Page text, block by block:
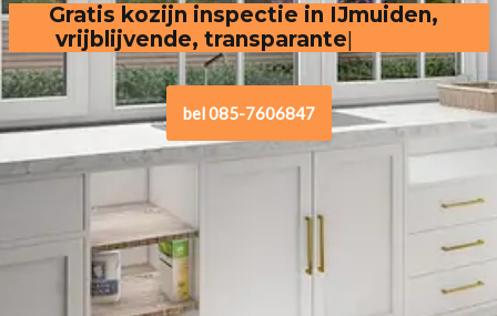
Gratis kozijn inspectie in IJmuiden,
vrijblijvende, transparante offerte
bel 085-7606847